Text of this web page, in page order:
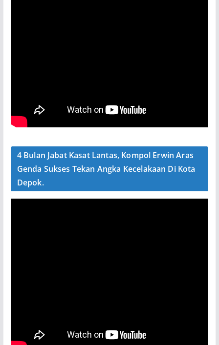
4 Bulan Jabat Kasat Lantas, Kompol Erwin Aras
Genda Sukses Tekan Angka Kecelakaan Di Kota
Depok.